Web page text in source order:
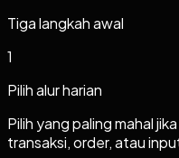
Tiga langkah awal
1
Pilih alur harian
Pilih yang paling mahal
transaksi, order, atau